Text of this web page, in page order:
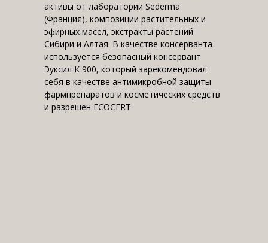
активы от лаборатории Sederma
(Франция), композиции растительных и
эфирных масел, экстракты растений
Сибири и Алтая. В качестве консерванта
используется безопасный консервант
Эуксил К 900, который зарекомендовал
себя в качестве антимикробной защиты
фармпрепаратов и косметических средств
и разрешен ECOCERT